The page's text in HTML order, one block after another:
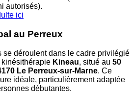
autorisés).
ici
au Perreux
se déroulent dans le cadre privilégié
Kineau, situé au 50
Le Perreux-sur-Marne. Ce
idéale, particulièrement adaptée
débutantes.